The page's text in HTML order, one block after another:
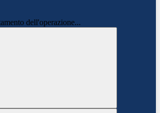
dell'operazione...